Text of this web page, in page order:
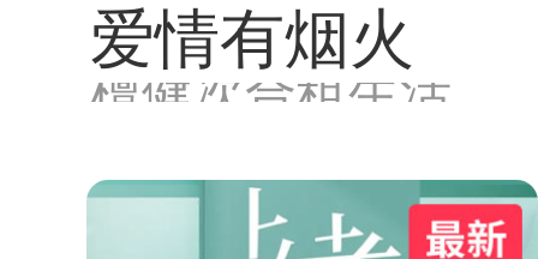
爱情有烟火
檀健次合租生活